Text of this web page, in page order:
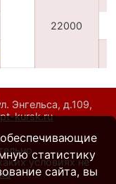
22000
Энгельса, д.109,
kursk.ru
условиях не
статистику
сайта, вы